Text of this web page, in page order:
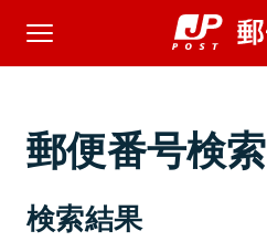
郵便番号検索
検索結果